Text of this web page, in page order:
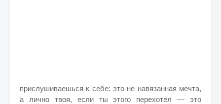
прислушиваешься к себе: это не навязанная мечта,
а лично твоя, если ты этого перехотел — это